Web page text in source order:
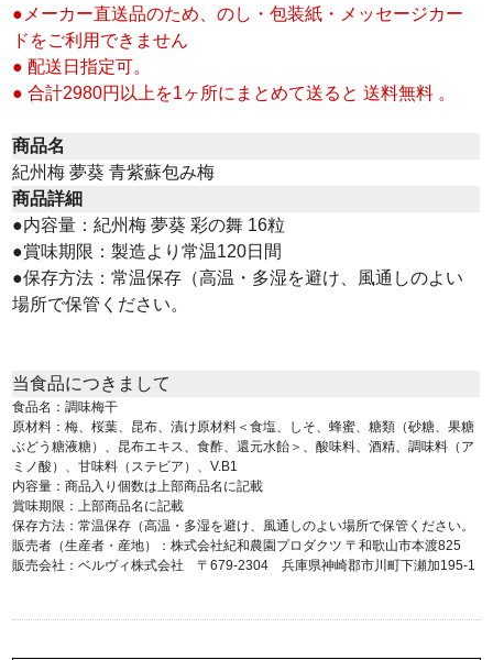
●メーカー直送品のため、のし・包装紙・メッセージカー
ドをご利用できません
● 配送日指定可。
● 合計2980円以上を1ヶ所にまとめて送ると 送料無料 。
商品名
紀州梅 夢葵 青紫蘇包み梅
商品詳細
●内容量：紀州梅 夢葵 彩の舞 16粒
●賞味期限：製造より常温120日間
●保存方法：常温保存（高温・多湿を避け、風通しのよい
場所で保管ください。
当食品につきまして
食品名：調味梅干
原材料：梅、桜葉、昆布、漬け原材料＜食塩、しそ、蜂蜜、糖類（砂糖、果糖
ぶどう糖液糖）、昆布エキス、食酢、還元水飴＞、酸味料、酒精、調味料（ア
ミノ酸）、甘味料（ステビア）、V.B1
内容量：商品入り個数は上部商品名に記載
賞味期限：上部商品名に記載
保存方法：常温保存（高温・多湿を避け、風通しのよい場所で保管ください。
販売者（生産者・産地）：株式会社紀和農園プロダクツ 〒和歌山市本渡825
販売会社：ベルヴィ株式会社 〒679-2304 兵庫県神崎郡市川町下瀬加195-1